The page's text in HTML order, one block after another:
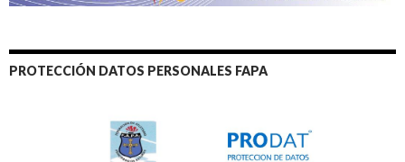
PROTECCIÓN DATOS PERSONALES FAPA